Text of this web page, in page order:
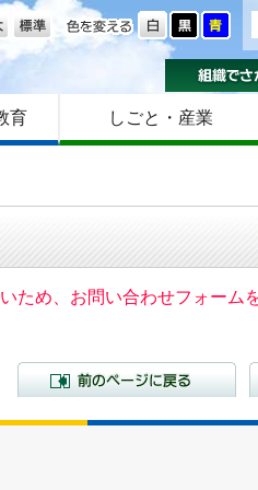
色を変える
大きさ
育 しごと・産業
ため、お問い合わせフォーム